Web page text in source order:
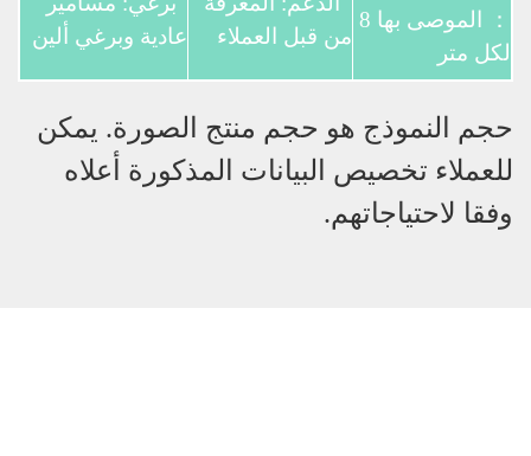
： الموصى بها 8
لكل متر
من قبل العملاء
عادية وبرغي ألين
حجم النموذج هو حجم منتج الصورة. يمكن
للعملاء تخصيص البيانات المذكورة أعلاه
وفقا لاحتياجاتهم.